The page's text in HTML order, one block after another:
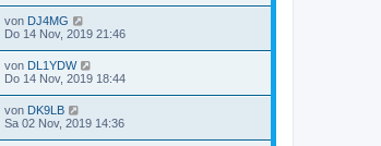
von DJ4MG
Do 14 Nov, 2019 21:46
von DL1YDW
Do 14 Nov, 2019 18:44
von DK9LB
Sa 02 Nov, 2019 14:36